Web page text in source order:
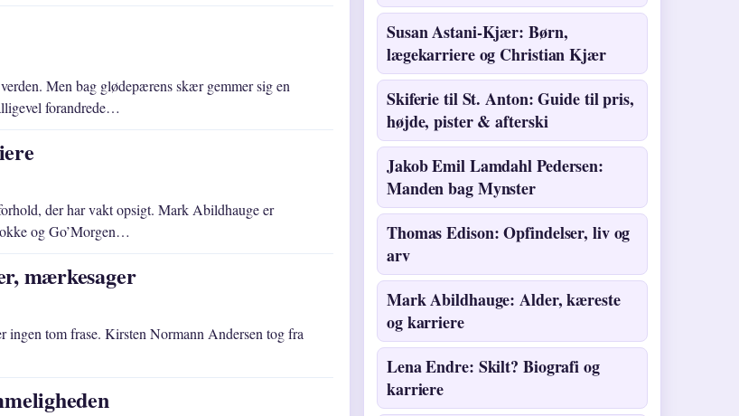
Men bag glødepærens skær gemmer sig en
forandrede…
der har vakt opsigt. Mark Abildhauge er
og Go’Morgen…
mærkesager
ingen tom frase. Kirsten Normann Andersen tog fra
Susan Astani-Kjær: Børn,
lægekarriere og Christian Kjær
Skiferie til St. Anton: Guide til pris,
højde, pister & afterski
Jakob Emil Lamdahl Pedersen:
Manden bag Mynster
Thomas Edison: Opfindelser, liv og
arv
Mark Abildhauge: Alder, kæreste
og karriere
Lena Endre: Skilt? Biografi og
karriere